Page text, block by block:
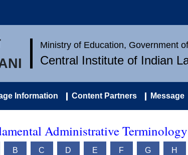
Ministry of Education, Government
Central Institute of Indian
Information Content Partners Message
Administrative
B C D E F G H